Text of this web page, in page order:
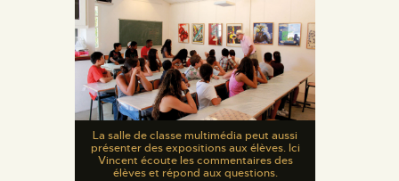
La salle de classe multimédia peut aussi
présenter des expositions aux élèves. Ici
Vincent écoute les commentaires des
élèves et répond aux questions.